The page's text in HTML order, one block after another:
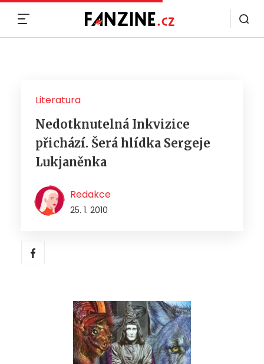
Literatura
Nedotknutelná Inkvizice
přichází. Šerá hlídka Sergeje
Lukjaněnka
Redakce
25. 1. 2010